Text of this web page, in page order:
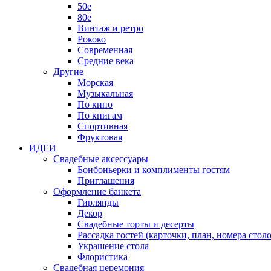
50е
80е
Винтаж и ретро
Рококо
Современная
Средние века
Другие
Морская
Музыкальная
По кино
По книгам
Спортивная
Фруктовая
ИДЕИ
Свадебные аксессуары
Бонбоньерки и комплименты гостям
Приглашения
Оформление банкета
Гирлянды
Декор
Свадебные торты и десерты
Рассадка гостей (карточки, план, номера
Украшение стола
Флористика
Свадебная церемония